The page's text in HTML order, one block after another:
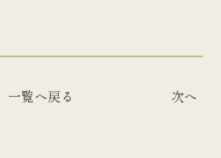
一覧へ戻る 次へ